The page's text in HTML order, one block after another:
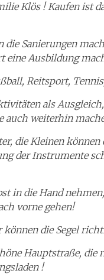
Klös ! Kaufen ist
Sanierungen
eine Ausbildung
Reitsport,
als
auch weiterhin
die Kleinen können
der Instrumente
in die Hand
vorne gehen!
die Segel
Hauptstraße, die
!